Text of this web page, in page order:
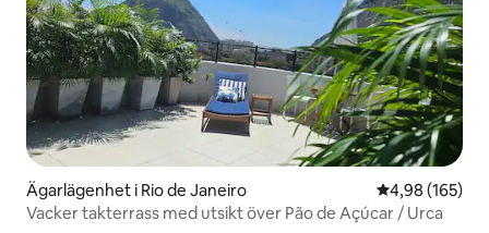
Ägarlägenhet i Rio de Janeiro 4,98 av 5 i
4,98 (165)
Vacker takterrass med utsikt över Pão de Açúcar / Urca